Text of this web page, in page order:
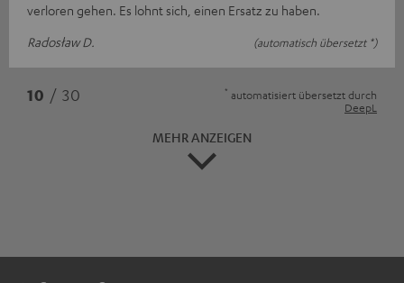
verloren gehen. Es lohnt sich, einen Ersatz zu haben.
Radosław D.
(automatisch übersetzt *)
10 / 30 * automatisiert übersetzt durch
DeepL
MEHR ANZEIGEN